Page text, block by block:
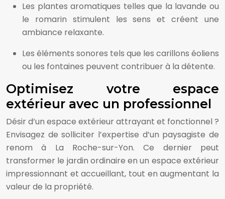
Les plantes aromatiques telles que la lavande ou
le romarin stimulent les sens et créent une
ambiance relaxante.
Les éléments sonores tels que les carillons éoliens
ou les fontaines peuvent contribuer à la détente.
Optimisez votre espace
extérieur avec un professionnel
Désir d’un espace extérieur attrayant et fonctionnel ?
Envisagez de solliciter l’expertise d’un paysagiste de
renom à La Roche-sur-Yon. Ce dernier peut
transformer le jardin ordinaire en un espace extérieur
impressionnant et accueillant, tout en augmentant la
valeur de la propriété.